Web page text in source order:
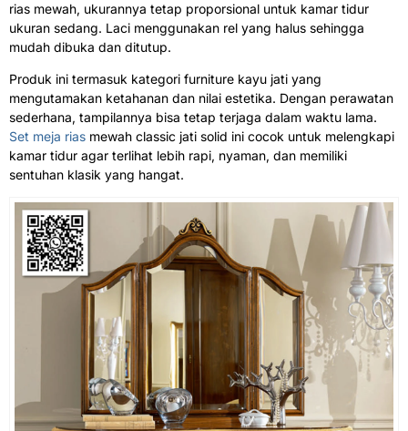
rias mewah, ukurannya tetap proporsional untuk kamar tidur
ukuran sedang. Laci menggunakan rel yang halus sehingga
mudah dibuka dan ditutup.
Produk ini termasuk kategori furniture kayu jati yang
mengutamakan ketahanan dan nilai estetika. Dengan perawatan
sederhana, tampilannya bisa tetap terjaga dalam waktu lama.
Set meja rias mewah classic jati solid ini cocok untuk melengkapi
kamar tidur agar terlihat lebih rapi, nyaman, dan memiliki
sentuhan klasik yang hangat.